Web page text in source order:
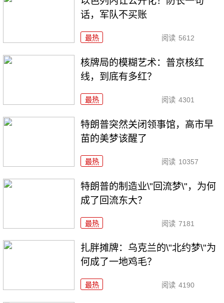
话，军队不买账
最热 阅读 5612
核牌局的模糊艺术：普京核红
线，到底有多红？
最热 阅读 4301
特朗普突然关闭领事馆，高市早
苗的美梦该醒了
最热 阅读 10357
特朗普的制造业\"回流梦\"，为何
成了回流东大？
最热 阅读 7181
扎胖摊牌：乌克兰的\"北约梦\"为
何成了一地鸡毛？
最热 阅读 4190